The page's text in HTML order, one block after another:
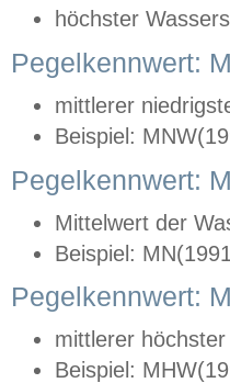
höchster
Pegelkennwert:
mittlerer
Beispiel:
Pegelkennwert:
Mittelwert der
Beispiel:
Pegelkennwert:
mittlerer
Beispiel: